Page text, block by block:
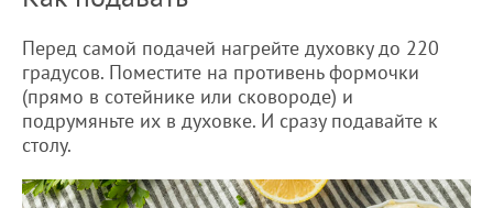
Перед самой подачей нагрейте духовку до 220
градусов. Поместите на противень формочки
(прямо в сотейнике или сковороде) и
подрумяньте их в духовке. И сразу подавайте к
столу.